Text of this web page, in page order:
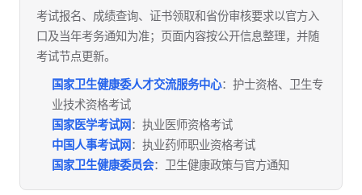
考试报名、成绩查询、证书领取和省份审核要求以官方入
口及当年考务通知为准；页面内容按公开信息整理，并随
考试节点更新。
国家卫生健康委人才交流服务中心：护士资格、卫生专
业技术资格考试
国家医学考试网 ：执业医师资格考试
中国人事考试网 ：执业药师职业资格考试
国家卫生健康委员会：卫生健康政策与官方通知